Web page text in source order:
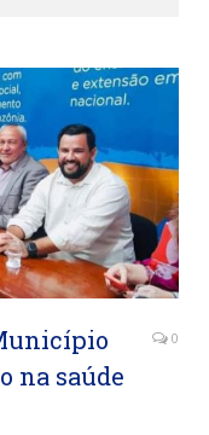
na saúde
0